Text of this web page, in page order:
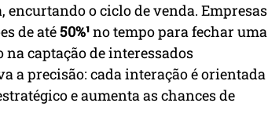
encurtando o ciclo de venda. Empresas
de até 50%¹ no tempo para fechar uma
na captação de interessados
a precisão: cada interação é orientada
e aumenta as chances de